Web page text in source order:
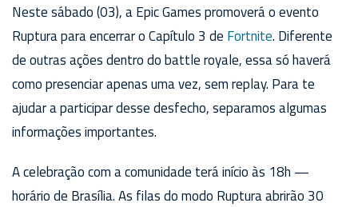
Neste sábado (03), a Epic Games promoverá o evento
Ruptura para encerrar o Capítulo 3 de Fortnite. Diferente
de outras ações dentro do battle royale, essa só haverá
como presenciar apenas uma vez, sem replay. Para te
ajudar a participar desse desfecho, separamos algumas
informações importantes.
A celebração com a comunidade terá início às 18h —
horário de Brasília. As filas do modo Ruptura abrirão 30